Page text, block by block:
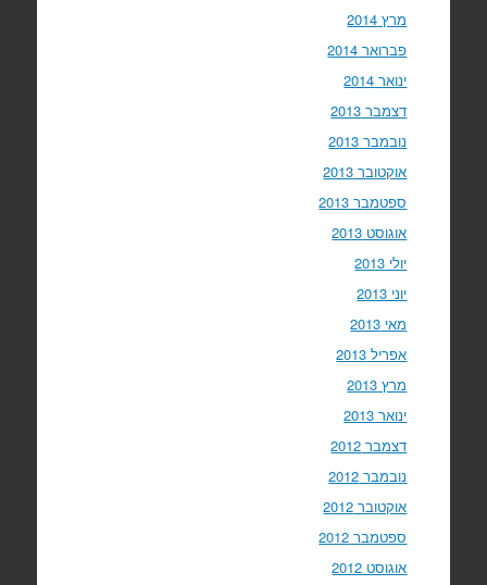
מרץ 2014
פברואר 2014
ינואר 2014
דצמבר 2013
נובמבר 2013
אוקטובר 2013
ספטמבר 2013
אוגוסט 2013
יולי 2013
יוני 2013
מאי 2013
אפריל 2013
מרץ 2013
ינואר 2013
דצמבר 2012
נובמבר 2012
אוקטובר 2012
ספטמבר 2012
אוגוסט 2012